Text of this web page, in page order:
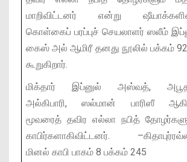
மாறிவிட்டனர் என்று
கொள்கைப் பரப்புச் செயலாளர் ஸலீம்
கைஸ் அல் ஆமிரீ தனது நூலில் பக்கம்
கூறுகிறார்.
மிக்தார் இப்னுல் அஸ்வத்,
அல்கிபாரி, ஸல்மான் பாரிஸீ
மூவரைத் தவிர எல்லா நபித்
காபிர்களாகிவிட்டனர்.
மினல் காபி பாகம் 8 பக்கம் 245